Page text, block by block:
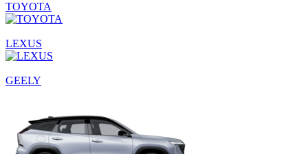
TOYOTA
LEXUS
GEELY